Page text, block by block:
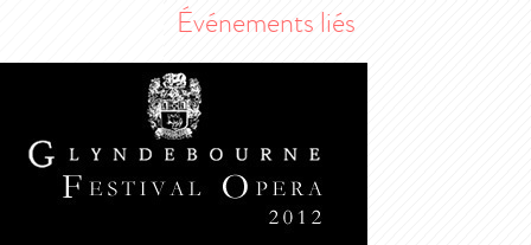
Événements liés